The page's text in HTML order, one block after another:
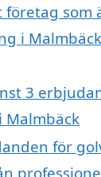
företag som
i
3
Malmbäck
för